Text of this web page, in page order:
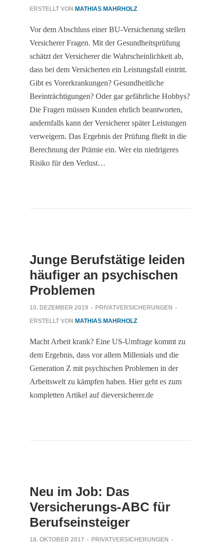
ERSTELLT VON MATHIAS MAHRHOLZ
Vor dem Abschluss einer BU-Versicherung stellen
Versicherer Fragen. Mit der Gesundheitsprüfung
schätzt der Versicherer die Wahrscheinlichkeit ab,
dass bei dem Versicherten ein Leistungsfall eintritt.
Gibt es Vorerkrankungen? Gesundheitliche
Beeinträchtigungen? Oder gar gefährliche Hobbys?
Die Fragen müssen Kunden ehrlich beantworten,
andernfalls kann der Versicherer später Leistungen
verweigern. Das Ergebnis der Prüfung fließt in die
Berechnung der Prämie ein. Wer ein niedrigeres
Risiko für den Verlust…
Junge Berufstätige leiden
häufiger an psychischen
Problemen
10. DEZEMBER 2019 - PRIVATVERSICHERUNGEN -
ERSTELLT VON MATHIAS MAHRHOLZ
Macht Arbeit krank? Eine US-Umfrage kommt zu
dem Ergebnis, dass vor allem Millenials und die
Generation Z mit psychischen Problemen in der
Arbeitswelt zu kämpfen haben. Hier geht es zum
kompletten Artikel auf dieversicherer.de
Neu im Job: Das
Versicherungs-ABC für
Berufseinsteiger
18. OKTOBER 2017 - PRIVATVERSICHERUNGEN -